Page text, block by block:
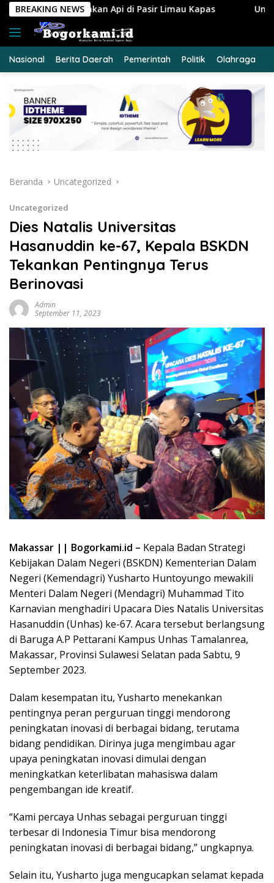
Langsung
konten
BREAKING NEWS
di Pasir Limau Kapas Ungkap Peredaran Sabu 39,84
Nasional Berita Daerah Pemerintah Politik Olahraga
Beranda Uncategorized
Uncategorized
Dies Natalis Universitas
Hasanuddin ke-67, Kepala BSKDN
Tekankan Pentingnya Terus
Berinovasi
Admin
September 11, 2023
Makassar || Bogorkami.id – Kepala Badan Strategi
Kebijakan Dalam Negeri (BSKDN) Kementerian Dalam
Negeri (Kemendagri) Yusharto Huntoyungo mewakili
Menteri Dalam Negeri (Mendagri) Muhammad Tito
Karnavian menghadiri Upacara Dies Natalis Universitas
Hasanuddin (Unhas) ke-67. Acara tersebut berlangsung
di Baruga A.P Pettarani Kampus Unhas Tamalanrea,
Makassar, Provinsi Sulawesi Selatan pada Sabtu, 9
September 2023.
Dalam kesempatan itu, Yusharto menekankan
pentingnya peran perguruan tinggi mendorong
peningkatan inovasi di berbagai bidang, terutama
bidang pendidikan. Dirinya juga mengimbau agar
upaya peningkatan inovasi dimulai dengan
meningkatkan keterlibatan mahasiswa dalam
pengembangan ide kreatif.
“Kami percaya Unhas sebagai perguruan tinggi
terbesar di Indonesia Timur bisa mendorong
peningkatan inovasi di berbagai bidang,” ungkapnya.
Selain itu, Yusharto juga mengucapkan selamat kepada